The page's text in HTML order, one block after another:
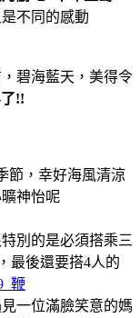
不同的感動
碧海藍天，美得令
!!
節，幸好海風清涼
神怡呢
特別的是必須搭乘三
最後還要搭4人的
一位滿臉笑意的媽